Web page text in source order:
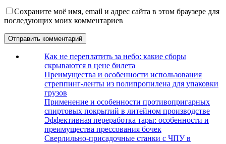
Сохраните моё имя, email и адрес сайта в этом браузере для
последующих моих комментариев
Как не переплатить за небо: какие сборы
скрываются в цене билета
Преимущества и особенности использования
стреппинг-ленты из полипропилена для упаковки
грузов
Применение и особенности противопригарных
спиртовых покрытий в литейном производстве
Эффективная переработка тары: особенности и
преимущества прессования бочек
Сверлильно-присадочные станки с ЧПУ в